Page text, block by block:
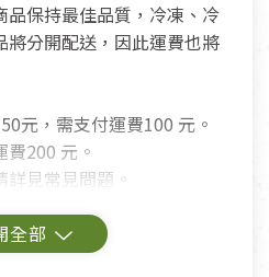
品保持最佳品質，冷凍、冷
分開配送，因此運費也將
元，需支付運費100 元。
200 元。
見常見問題。